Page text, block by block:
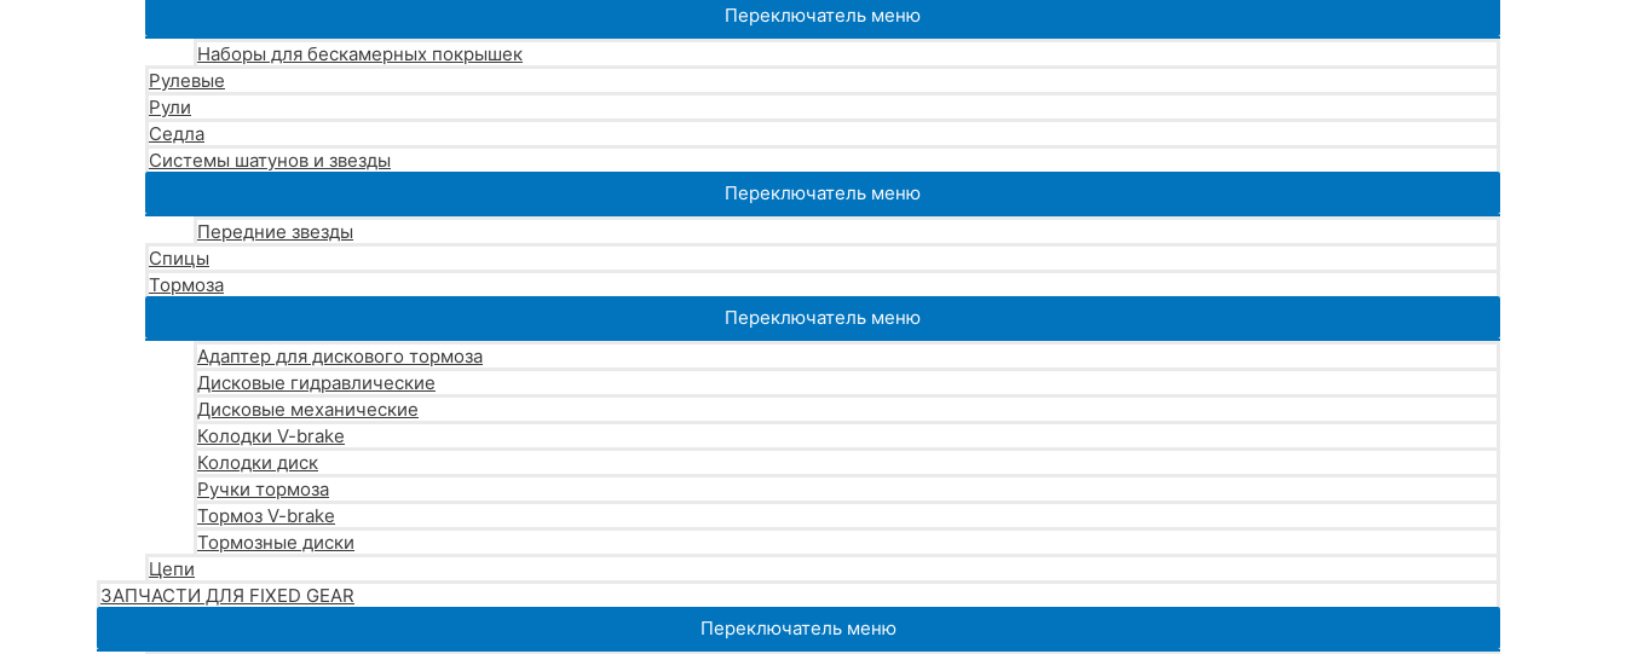
Переключатель меню
Наборы для бескамерных покрышек
Рулевые
Рули
Седла
Системы шатунов и звезды
Переключатель меню
Передние звезды
Спицы
Тормоза
Переключатель меню
Адаптер для дискового тормоза
Дисковые гидравлические
Дисковые механические
Колодки V-brake
Колодки диск
Ручки тормоза
Тормоз V-brake
Тормозные диски
Цепи
ЗАПЧАСТИ ДЛЯ FIXED GEAR
Переключатель меню